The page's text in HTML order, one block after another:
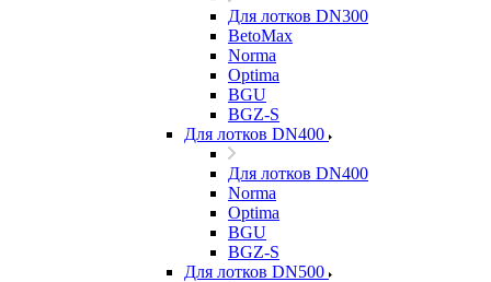
Для лотков DN300
BetoMax
Norma
Optima
BGU
BGZ-S
Для лотков DN400
Для лотков DN400
Norma
Optima
BGU
BGZ-S
Для лотков DN500